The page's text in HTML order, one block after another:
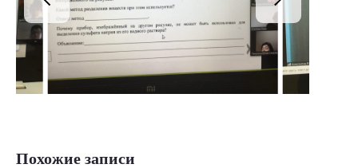
Похожие записи